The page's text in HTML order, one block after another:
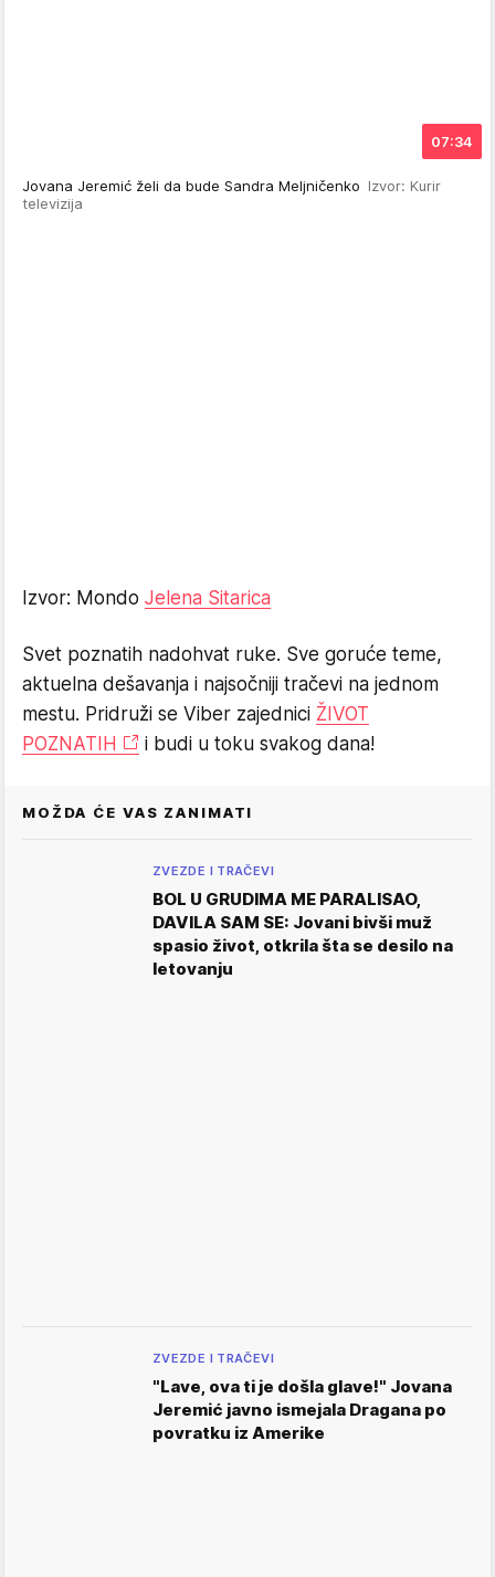
07:34
Jovana Jeremić želi da bude Sandra Meljničenko Izvor: Kurir
televizija
Izvor: Mondo Jelena Sitarica
Svet poznatih nadohvat ruke. Sve goruće teme,
aktuelna dešavanja i najsočniji tračevi na jednom
mestu. Pridruži se Viber zajednici ŽIVOT
POZNATIH
i budi u toku svakog dana!
MOŽDA ĆE VAS ZANIMATI
ZVEZDE I TRAČEVI
BOL U GRUDIMA ME PARALISAO,
DAVILA SAM SE: Jovani bivši muž
spasio život, otkrila šta se desilo na
letovanju
ZVEZDE I TRAČEVI
"Lave, ova ti je došla glave!" Jovana
Jeremić javno ismejala Dragana po
povratku iz Amerike